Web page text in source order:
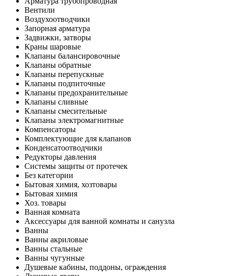
Вентили
Воздухоотводчики
Запорная арматура
Задвижки, затворы
Краны шаровые
Клапаны балансировочные
Клапаны обратные
Клапаны перепускные
Клапаны подпиточные
Клапаны предохранительные
Клапаны сливные
Клапаны смесительные
Клапаны электромагнитные
Компенсаторы
Комплектующие для клапанов
Конденсатоотводчики
Редукторы давления
Системы защиты от протечек
Без категории
Бытовая химия, хозтовары
Бытовая химия
Хоз. товары
Ванная комната
Аксессуары для ванной комнаты и санузла
Ванны
Ванны акриловые
Ванны стальные
Ванны чугунные
Душевые кабины, поддоны, ограждения